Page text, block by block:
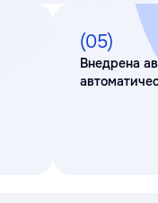
(05)
Внедрена